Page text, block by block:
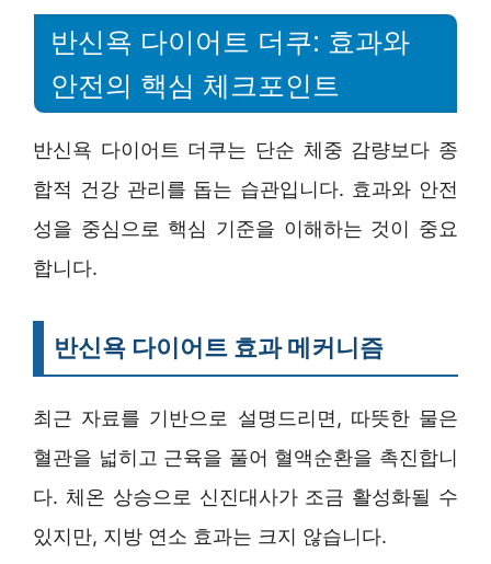
반신욕 다이어트 더쿠: 효과와
안전의 핵심 체크포인트
반신욕 다이어트 더쿠는 단순 체중 감량보다 종
합적 건강 관리를 돕는 습관입니다. 효과와 안전
성을 중심으로 핵심 기준을 이해하는 것이 중요
합니다.
반신욕 다이어트 효과 메커니즘
최근 자료를 기반으로 설명드리면, 따뜻한 물은
혈관을 넓히고 근육을 풀어 혈액순환을 촉진합니
다. 체온 상승으로 신진대사가 조금 활성화될 수
있지만, 지방 연소 효과는 크지 않습니다.